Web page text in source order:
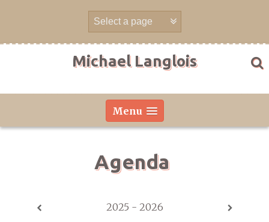
Michael Langlois
Menu
Agenda
2025 - 2026